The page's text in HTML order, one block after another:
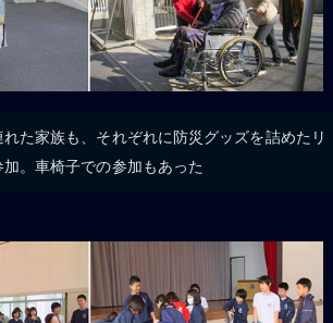
た家族も、それぞれに防災グッズを詰めたリ
。車椅子での参加もあった